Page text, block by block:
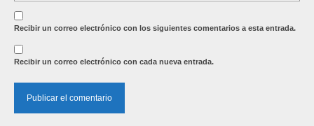
Recibir un correo electrónico con los siguientes comentarios a esta entrada.
Recibir un correo electrónico con cada nueva entrada.